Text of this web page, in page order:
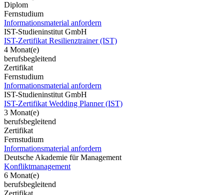
Diplom
Fernstudium
Informationsmaterial anfordern
IST-Studieninstitut GmbH
IST-Zertifikat Resilienztrainer (IST)
4 Monat(e)
berufsbegleitend
Zertifikat
Fernstudium
Informationsmaterial anfordern
IST-Studieninstitut GmbH
IST-Zertifikat Wedding Planner (IST)
3 Monat(e)
berufsbegleitend
Zertifikat
Fernstudium
Informationsmaterial anfordern
Deutsche Akademie für Management
Konfliktmanagement
6 Monat(e)
berufsbegleitend
Zertifikat